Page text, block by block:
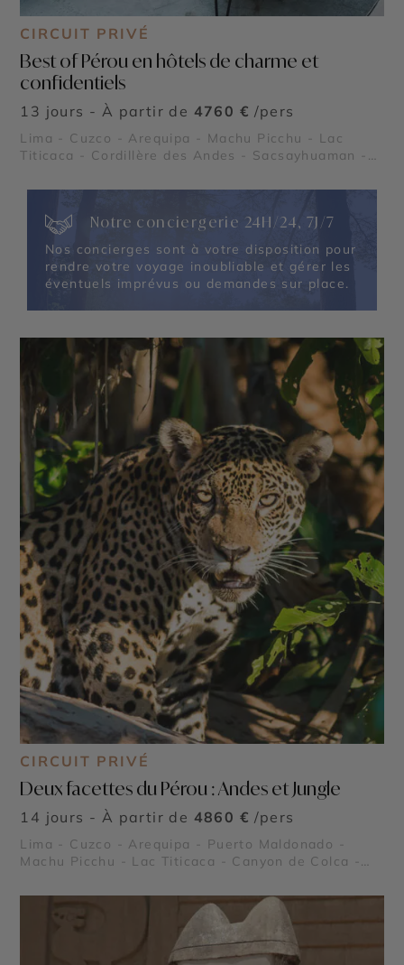
CIRCUIT PRIVÉ
Best of Pérou en hôtels de charme et
confidentiels
13 jours - À partir de 4760 € /pers
Lima - Cuzco - Arequipa - Machu Picchu - Lac
Titicaca - Cordillère des Andes - Sacsayhuaman -
Notre conciergerie 24H/24, 7J/7
Nos concierges sont à votre disposition pour
rendre votre voyage inoubliable et gérer les
éventuels imprévus ou demandes sur place.
CIRCUIT PRIVÉ
Deux facettes du Pérou : Andes et Jungle
14 jours - À partir de 4860 € /pers
Lima - Cuzco - Arequipa - Puerto Maldonado -
Machu Picchu - Lac Titicaca - Canyon de Colca -